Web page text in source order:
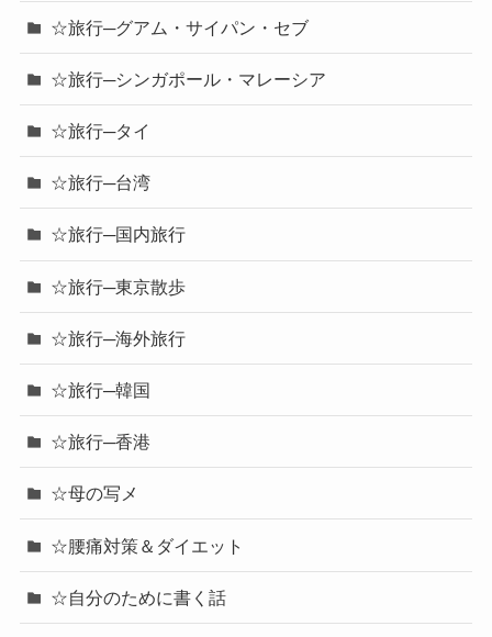
☆旅行─グアム・サイパン・セブ
☆旅行─シンガポール・マレーシア
☆旅行─タイ
☆旅行─台湾
☆旅行─国内旅行
☆旅行─東京散歩
☆旅行─海外旅行
☆旅行─韓国
☆旅行─香港
☆母の写メ
☆腰痛対策＆ダイエット
☆自分のために書く話